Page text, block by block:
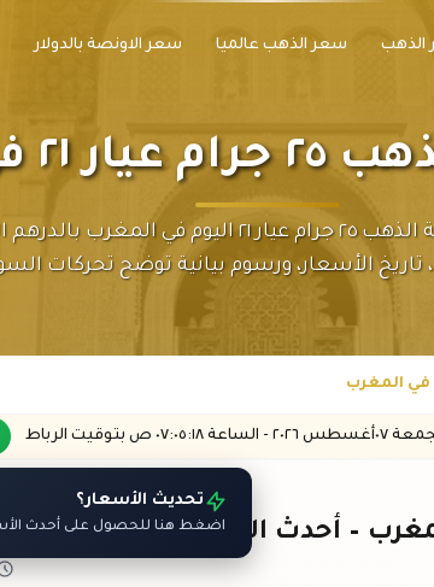
الذهب سعر الذهب عالميا سعر الاونصة بالدولار
في المغرب
اكتشف سعر سبيكة الذهب ٢٥ جرام عيار ٢١ اليوم في
تاريخ الأسعار، ورسوم بيانية توضح تحركات
٠٧ أغسطس ٢٠٢٦ - الساعة ٠٧:٠٥:١٨ ص بتوقيت الرباط
تحديث الأسعار؟
اضغط هنا للحصول على أحدث